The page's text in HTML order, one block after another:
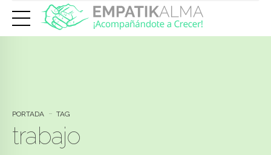
PORTADA TAG
trabajo